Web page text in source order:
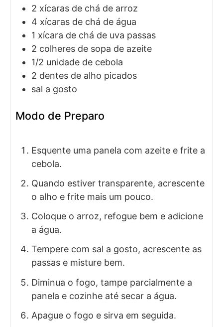
2 xícaras de chá de arroz
4 xícaras de chá de água
1 xícara de chá de uva passas
2 colheres de sopa de azeite
1/2 unidade de cebola
2 dentes de alho picados
sal a gosto
Modo de Preparo
Esquente uma panela com azeite e frite a
cebola.
Quando estiver transparente, acrescente
o alho e frite mais um pouco.
Coloque o arroz, refogue bem e adicione
a água.
Tempere com sal a gosto, acrescente as
passas e misture bem.
Diminua o fogo, tampe parcialmente a
panela e cozinhe até secar a água.
Apague o fogo e sirva em seguida.